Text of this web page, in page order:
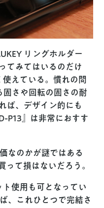
リングホルダー
てみてはいるのだけ
えている。慣れの問
さや回転の固さの耐
ば、デザイン的にも
P13』は非常におすす
なのかが謎ではある
って損はないだろう。
使用も可となってい
、これひとつで完結さ